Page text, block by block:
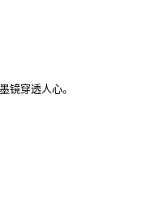
镜穿透人心。